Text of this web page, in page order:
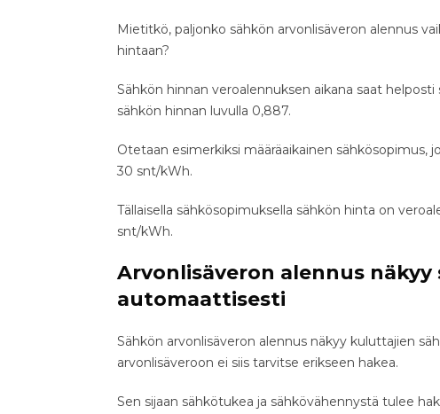
Mietitkö, paljonko sähkön arvonlisäveron alennus
hintaan?
Sähkön hinnan veroalennuksen aikana saat
sähkön hinnan luvulla 0,887.
Otetaan esimerkiksi määräaikainen sähkösopimus,
30 snt/kWh.
Tällaisella sähkösopimuksella sähkön hinta on
snt/kWh.
Arvonlisäveron alennus näkyy
automaattisesti
Sähkön arvonlisäveron alennus näkyy kuluttajien
arvonlisäveroon ei siis tarvitse erikseen hakea.
Sen sijaan sähkötukea ja sähkövähennystä tulee